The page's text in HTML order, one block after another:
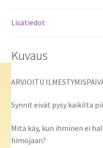
Lisätiedot
Kuvaus
ARVIOITU
Synnit eivät pysy kaikilta
Mitä käy, kun ihminen ei
himojaan?